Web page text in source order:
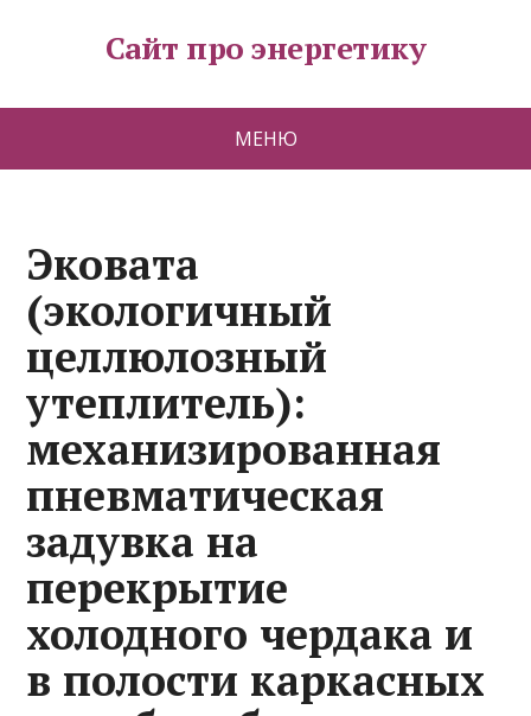
Сайт про энергетику
МЕНЮ
Эковата
(экологичный
целлюлозный
утеплитель):
механизированная
пневматическая
задувка на
перекрытие
холодного чердака и
в полости каркасных